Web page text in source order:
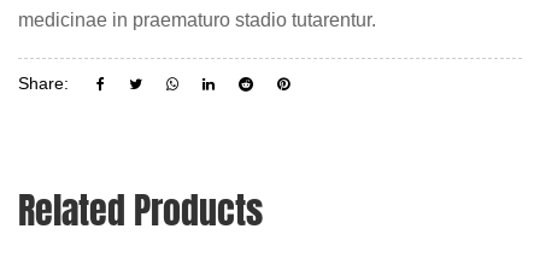
medicinae in praematuro stadio tutarentur.
Share:
Related Products